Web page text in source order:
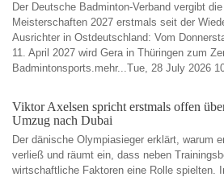
Der Deutsche Badminton-Verband vergibt
Meisterschaften 2027 erstmals seit der
Ausrichter in Ostdeutschland: Vom
11. April 2027 wird Gera in Thüringen zum
Badmintonsports.mehr...Tue, 28 July 2026
Viktor Axelsen spricht erstmals offen
Umzug nach Dubai
Der dänische Olympiasieger erklärt, warum
verließ und räumt ein, dass neben
wirtschaftliche Faktoren eine Rolle spielten.